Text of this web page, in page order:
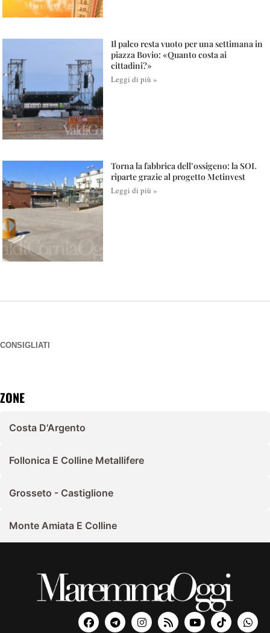
Il palco resta vuoto per una settimana in
piazza Bovio: «Quanto costa ai
cittadini?»
Leggi di più »
Torna la fabbrica dell’ossigeno: la SOL
riparte grazie al progetto Metinvest
Leggi di più »
CONSIGLIATI
ZONE
Costa D'Argento
Follonica E Colline Metallifere
Grosseto - Castiglione
Monte Amiata E Colline